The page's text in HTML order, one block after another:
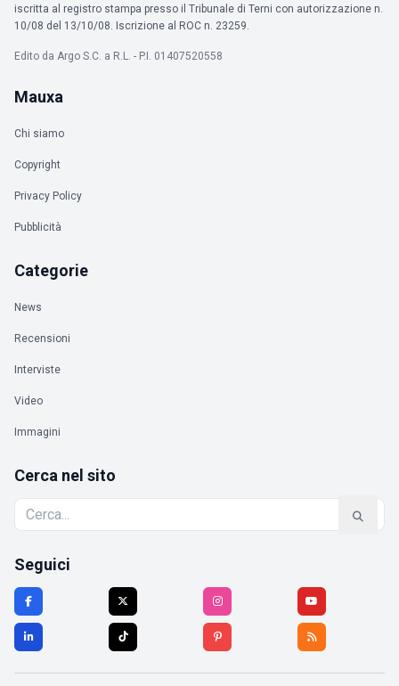
iscritta al registro stampa presso il Tribunale di Terni con autorizzazione n.
10/08 del 13/10/08. Iscrizione al ROC n. 23259.
Edito da Argo S.C. a R.L. - P.I. 01407520558
Mauxa
Chi siamo
Copyright
Privacy Policy
Pubblicità
Categorie
News
Recensioni
Interviste
Video
Immagini
Cerca nel sito
Seguici